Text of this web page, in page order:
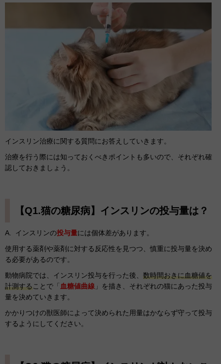
インスリン治療に関する質問にお答えしていきます。
治療を行う際には知っておくべきポイントも多いので、それぞれ確
認しておきましょう。
【Q1.猫の糖尿病】インスリンの投与量は？
A. インスリンの投与量には個体差があります。
使用する薬剤や薬剤に対する反応性を見つつ、慎重に投与量を決め
る必要があるのです。
動物病院では、インスリン投与を行った後、 数時間おきに血糖値を
計測することで「 血糖値曲線 」を描き、それぞれの猫にあった投与
量を決めていきます。
かかりつけの獣医師によって決められた用量はかならず守って投与
するようにしてください。